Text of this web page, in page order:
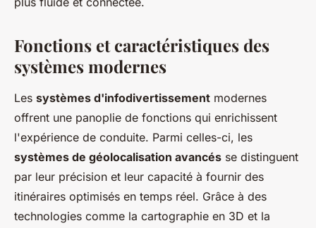
Fonctions et caractéristiques des
systèmes modernes
Les systèmes d'infodivertissement modernes
offrent une panoplie de fonctions qui enrichissent
l'expérience de conduite. Parmi celles-ci, les
systèmes de géolocalisation avancés se distinguent
par leur précision et leur capacité à fournir des
itinéraires optimisés en temps réel. Grâce à des
technologies comme la cartographie en 3D et la